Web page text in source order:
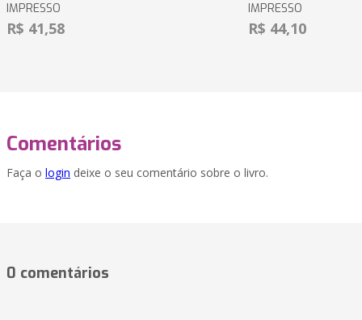
IMPRESSO
R$ 41,58
IMPRESSO
R$ 44,10
Comentários
Faça o login deixe o seu comentário sobre o livro.
0 comentários